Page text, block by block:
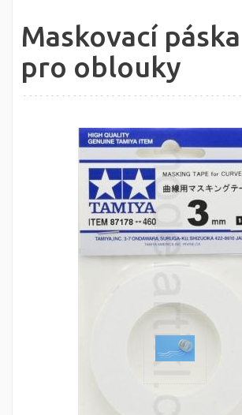
Maskovací
pro oblouky